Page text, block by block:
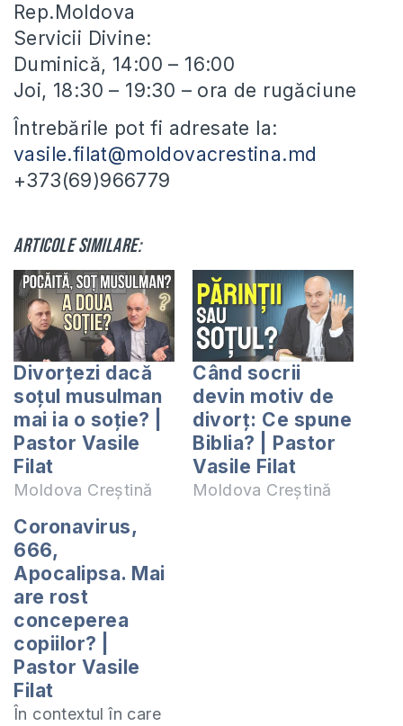
Rep.Moldova
Servicii Divine:
Duminică, 14:00 – 16:00
Joi, 18:30 – 19:30 – ora de rugăciune
Întrebările pot fi adresate la:
vasile.filat@moldovacrestina.md
+373(69)966779
Articole similare:
Divorțezi dacă
soțul musulman
mai ia o soție? |
Pastor Vasile
Filat
Moldova Creștină
Când socrii
devin motiv de
divorț: Ce spune
Biblia? | Pastor
Vasile Filat
Moldova Creștină
Coronavirus,
666,
Apocalipsa. Mai
are rost
conceperea
copiilor? |
Pastor Vasile
Filat
În contextul în care